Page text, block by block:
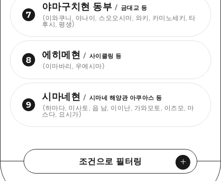
7
야마구치현 동부 / 금대교 등
（이와쿠니, 야나이, 스오오시마, 와키, 카미노세키, 타
후시, 평생）
8 에히메현 / 사이클링 등
（이마바리, 우에시마）
9
시마네현 / 시마네 해양관 아쿠아스 등
（하마다, 미사토, 읍 남, 이이난, 가와모토, 이즈모, 마
스다, 요시가）
조건으로 필터링